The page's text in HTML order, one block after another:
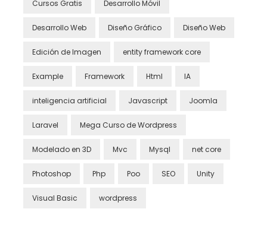
Cursos Gratis Desarrollo Móvil
Desarrollo Web Diseño Gráfico Diseño Web
Edición de Imagen entity framework core
Example Framework Html IA
inteligencia artificial Javascript Joomla
Laravel Mega Curso de Wordpress
Modelado en 3D Mvc Mysql net core
Photoshop Php Poo SEO Unity
Visual Basic wordpress